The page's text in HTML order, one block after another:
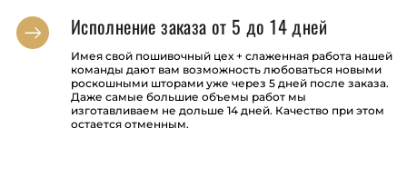
Исполнение заказа от 5 до 14 дней
Имея свой пошивочный цех + слаженная работа нашей
команды дают вам возможность любоваться новыми
роскошными шторами уже через 5 дней после заказа.
Даже самые большие объемы работ мы
изготавливаем не дольше 14 дней. Качество при этом
остается отменным.